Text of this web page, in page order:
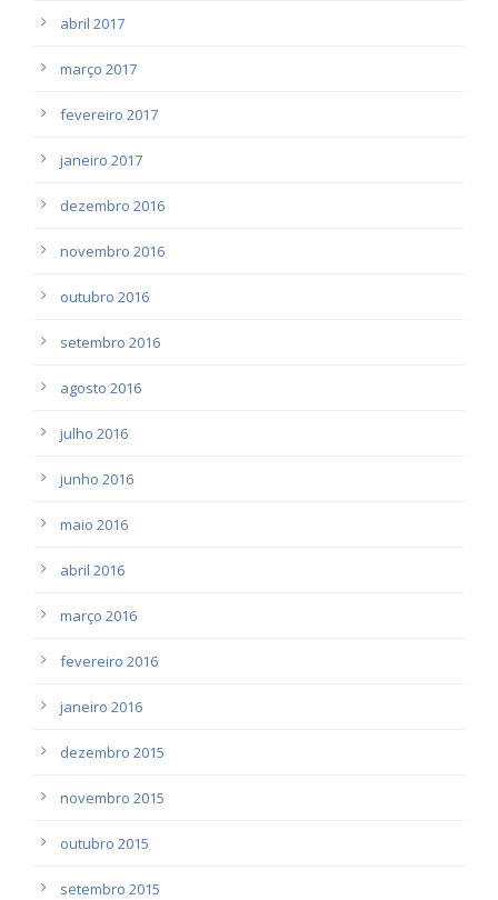
abril 2017
março 2017
fevereiro 2017
janeiro 2017
dezembro 2016
novembro 2016
outubro 2016
setembro 2016
agosto 2016
julho 2016
junho 2016
maio 2016
abril 2016
março 2016
fevereiro 2016
janeiro 2016
dezembro 2015
novembro 2015
outubro 2015
setembro 2015